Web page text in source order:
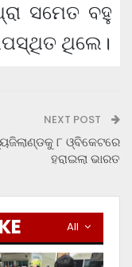
ସମେତ ବହୁ
ଥିଲେ।
NEXT POST
୮ ଓ୍ବିକେଟରେ
ହରାଇଲା ଭାରତ
All